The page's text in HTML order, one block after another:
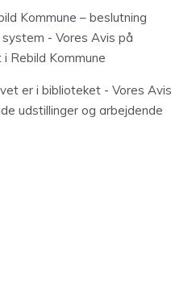
Kommune – beslutning
- Vores Avis på
Rebild Kommune
er i biblioteket - Vores Avis
udstillinger og arbejdende